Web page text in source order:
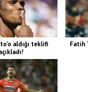
aldığı teklifi
Fatih